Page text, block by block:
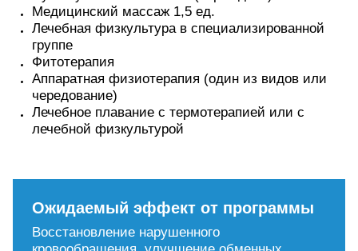
Медицинский массаж 1,5 ед.
Лечебная физкультура в специализированной
группе
Фитотерапия
Аппаратная физиотерапия (один из видов или
чередование)
Лечебное плавание с термотерапией или с
лечебной физкультурой
Ожидаемый эффект от программы
Восстановление нарушенного